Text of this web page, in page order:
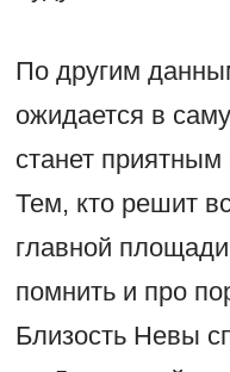
По другим
ожидается в
станет
Тем, кто решит
главной
помнить и про
Близость Невы